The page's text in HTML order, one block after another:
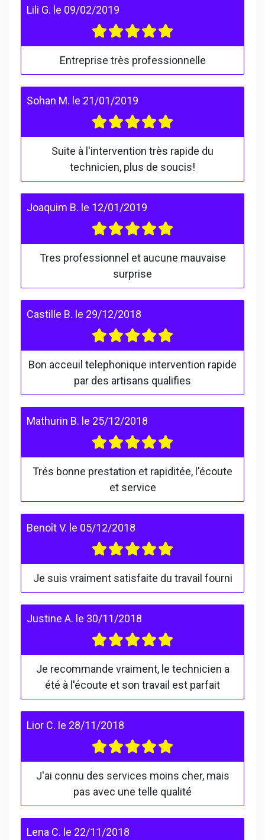
Lili G. le 09/02/2019
Entreprise très professionnelle
Sohan M. le 21/01/2019
Suite à l'intervention très rapide du
technicien, plus de soucis!
Joaquim B. le 12/01/2019
Tres professionnel et aucune mauvaise
surprise
Castille B. le 29/12/2018
Bon acceuil telephonique intervention rapide
par des artisans qualifies
Mathurin B. le 25/12/2018
Trés bonne prestation et rapiditée, l'écoute
et service
Benoît V. le 05/12/2018
Je suis vraiment satisfaite du travail fourni
Justine A. le 30/11/2018
Je recommande vraiment, le technicien a
été à l'écoute et son travail est parfait
Lior C. le 28/11/2018
J'ai connu des services moins cher, mais
pas avec une telle qualité
Lena C. le 22/11/2018